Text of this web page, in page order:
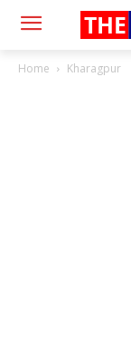
THE
Home Kharagpur